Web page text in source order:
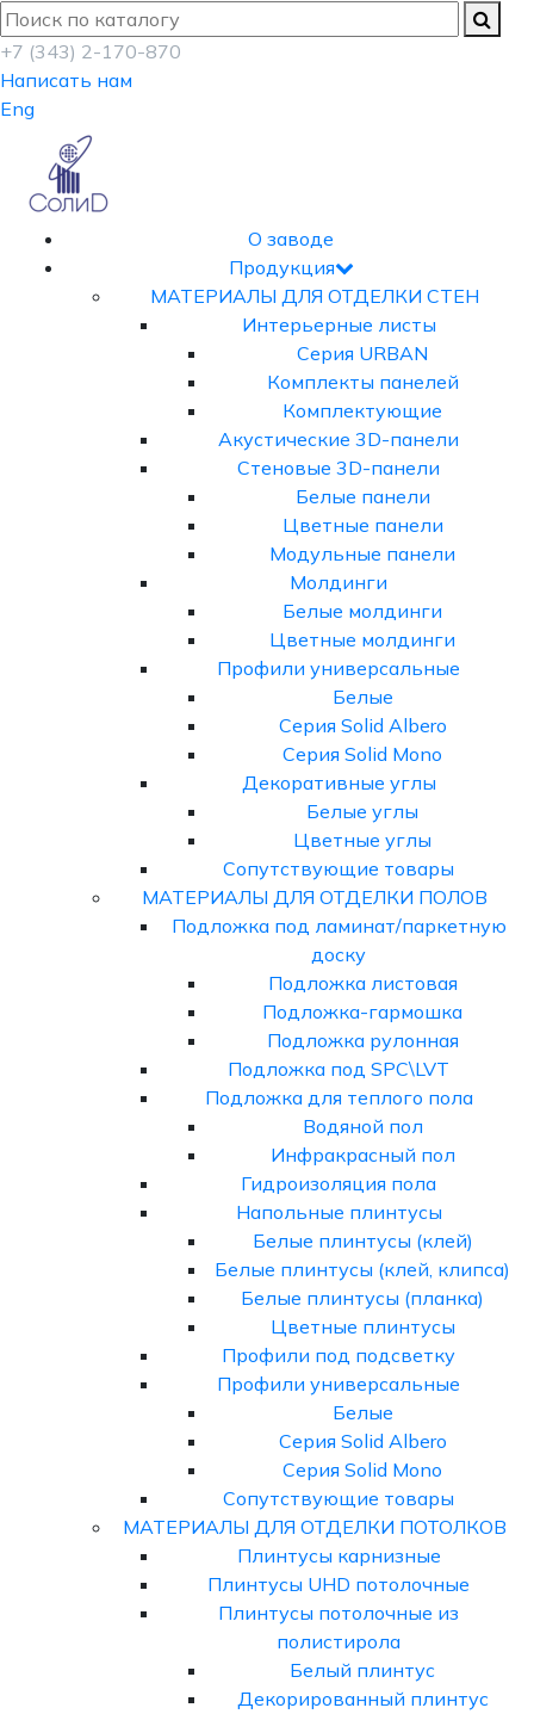
+7 (343) 2-170-870
Написать нам
Eng
О заводе
Продукция
МАТЕРИАЛЫ ДЛЯ ОТДЕЛКИ СТЕН
Интерьерные листы
Серия URBAN
Комплекты панелей
Комплектующие
Акустические 3D-панели
Стеновые 3D-панели
Белые панели
Цветные панели
Модульные панели
Молдинги
Белые молдинги
Цветные молдинги
Профили универсальные
Белые
Серия Solid Albero
Серия Solid Mono
Декоративные углы
Белые углы
Цветные углы
Сопутствующие товары
МАТЕРИАЛЫ ДЛЯ ОТДЕЛКИ ПОЛОВ
Подложка под ламинат/паркетную
доску
Подложка листовая
Подложка-гармошка
Подложка рулонная
Подложка под SPC\LVT
Подложка для теплого пола
Водяной пол
Инфракрасный пол
Гидроизоляция пола
Напольные плинтусы
Белые плинтусы (клей)
Белые плинтусы (клей, клипса)
Белые плинтусы (планка)
Цветные плинтусы
Профили под подсветку
Профили универсальные
Белые
Серия Solid Albero
Серия Solid Mono
Сопутствующие товары
МАТЕРИАЛЫ ДЛЯ ОТДЕЛКИ ПОТОЛКОВ
Плинтусы карнизные
Плинтусы UHD потолочные
Плинтусы потолочные из
полистирола
Белый плинтус
Декорированный плинтус